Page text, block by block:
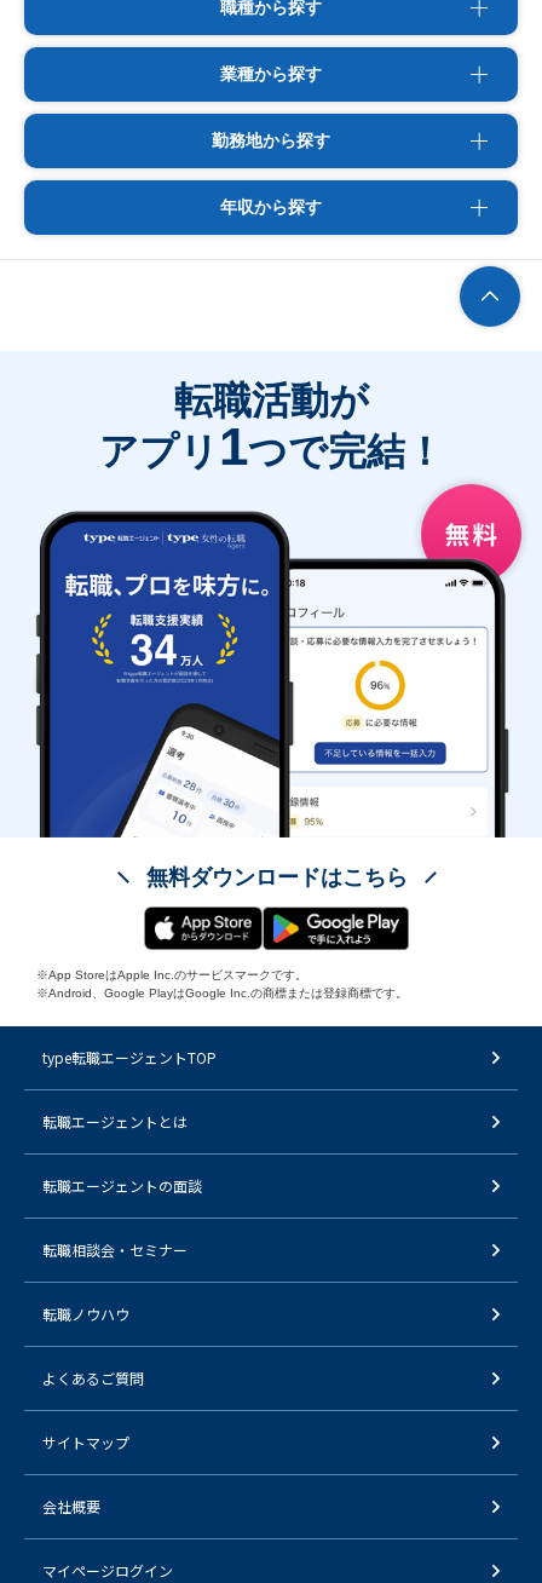
職種から探す
業種から探す
勤務地から探す
年収から探す
転職活動が
アプリ 1つで完結！
無料ダウンロードはこちら
※App StoreはApple Inc.のサービスマークです。
※Android、Google PlayはGoogle Inc.の商標または登録商標です。
type転職エージェントTOP
転職エージェントとは
転職エージェントの面談
転職相談会・セミナー
転職ノウハウ
よくあるご質問
サイトマップ
会社概要
マイページログイン